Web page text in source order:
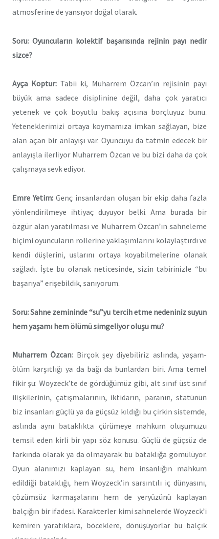
atmosferine de yansıyor doğal olarak.
Soru: Oyuncuların kolektif başarısında rejinin payı nedir
sizce?
Ayça Koptur: Tabii ki, Muharrem Özcan’ın rejisinin payı
büyük ama sadece disiplinine değil, daha çok yaratıcı
yetenek ve çok boyutlu bakış açısına borçluyuz bunu.
Yeteneklerimizi ortaya koymamıza imkan sağlayan, bize
alan açan bir anlayışı var. Oyuncuyu da tatmin edecek bir
anlayışla ilerliyor Muharrem Özcan ve bu bizi daha da çok
çalışmaya sevk ediyor.
Emre Yetim: Genç insanlardan oluşan bir ekip daha fazla
yönlendirilmeye ihtiyaç duyuyor belki. Ama burada bir
özgür alan yaratılması ve Muharrem Özcan’ın sahneleme
biçimi oyuncuların rollerine yaklaşımlarını kolaylaştırdı ve
kendi düşlerini, uslarını ortaya koyabilmelerine olanak
sağladı. İşte bu olanak neticesinde, sizin tabirinizle “bu
başarıya” erişebildik, sanıyorum.
Soru: Sahne zemininde “su”yu tercih etme nedeniniz suyun
hem yaşamı hem ölümü simgeliyor oluşu mu?
Muharrem Özcan: Birçok şey diyebiliriz aslında, yaşam-
ölüm karşıtlığı ya da bağı da bunlardan biri. Ama temel
fikir şu: Woyzeck’te de gördüğümüz gibi, alt sınıf üst sınıf
ilişkilerinin, çatışmalarının, iktidarın, paranın, statünün
biz insanları güçlü ya da güçsüz kıldığı bu çirkin sistemde,
aslında aynı bataklıkta çürümeye mahkum oluşumuzu
temsil eden kirli bir yapı söz konusu. Güçlü de güçsüz de
farkında olarak ya da olmayarak bu bataklığa gömülüyor.
Oyun alanımızı kaplayan su, hem insanlığın mahkum
edildiği bataklığı, hem Woyzeck’in sarsıntılı iç dünyasını,
çözümsüz karmaşalarını hem de yeryüzünü kaplayan
balçığın bir ifadesi. Karakterler kimi sahnelerde Woyzeck’i
kemiren yaratıklara, böceklere, dönüşüyorlar bu balçık